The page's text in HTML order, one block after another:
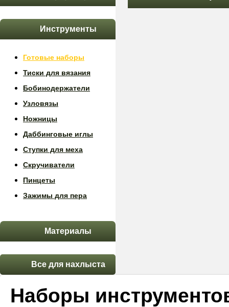
Инструменты
Готовые наборы
Тиски для вязания
Бобинодержатели
Узловязы
Ножницы
Даббинговые иглы
Ступки для меха
Скручиватели
Пинцеты
Зажимы для пера
Материалы
Все для нахлыста
Наборы